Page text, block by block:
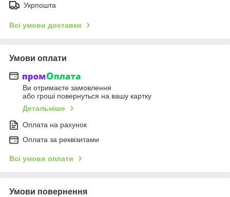
Укрпошта
Всі умови доставки
Умови оплати
Ви отримаєте замовлення
або гроші повернуться на вашу картку
Детальніше
Оплата на рахунок
Оплата за реквізитами
Всі умови оплати
Умови повернення